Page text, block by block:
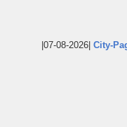
|07-08-2026| City-